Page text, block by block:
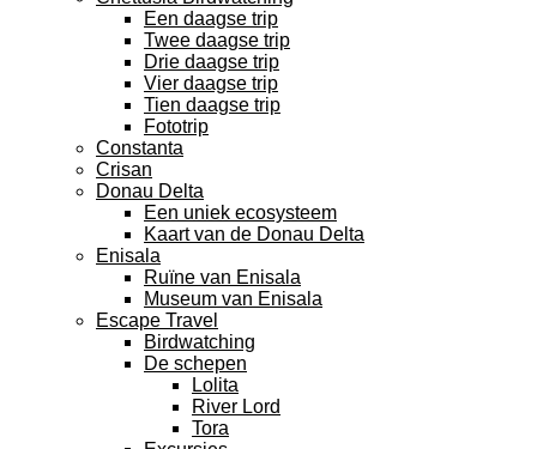
Een daagse trip
Twee daagse trip
Drie daagse trip
Vier daagse trip
Tien daagse trip
Fototrip
Constanta
Crisan
Donau Delta
Een uniek ecosysteem
Kaart van de Donau Delta
Enisala
Ruïne van Enisala
Museum van Enisala
Escape Travel
Birdwatching
De schepen
Lolita
River Lord
Tora